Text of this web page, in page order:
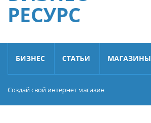
РЕСУРС
БИЗНЕС СТАТЬИ МАГАЗИНЫ
Создай свой интернет магазин